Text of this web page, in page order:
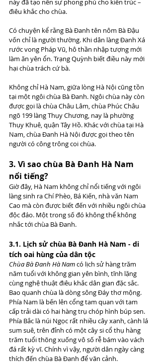
này đã tạo nên sự phong phú cho kiến trúc –
điêu khắc cho chùa.
Có chuyện kể rằng Bà Đanh tên nôm Bà Đậu
vốn chỉ là người thường. Khi dân làng Đanh Xá
rước vong Pháp Vũ, hô thần nhập tượng mới
làm ăn yên ổn. Trạng Quỳnh biết điều này mới
hại chùa trách cứ bà.
Không chỉ Hà Nam, giữa lòng Hà Nội cũng tồn
tại một ngôi chùa Bà Đanh. Ngôi chùa này còn
được gọi là chùa Châu Lâm, chùa Phúc Châu
ngõ 199 làng Thụy Chương, nay là phường
Thụy Khuê, quận Tây Hồ. Khác với chùa tại Hà
Nam, chùa Đanh Hà Nội được gọi theo tên
người có công trông coi chùa.
3. Vì sao chùa Bà Đanh Hà Nam
nổi tiếng?
Giờ đây, Hà Nam không chỉ nổi tiếng với ngôi
làng sinh ra Chí Phèo, Bá Kiến, nhà văn Nam
Cao mà còn được biết đến với nhiều ngôi chùa
độc đáo. Một trong số đó không thể không
nhắc tới chùa Bà Đanh.
3.1. Lịch sử chùa Bà Đanh Hà Nam - di
tích oai hùng của dân tộc
Chùa Bà Đanh Hà Nam có lịch sử hàng trăm
năm tuổi với không gian yên bình, tĩnh lặng
cùng nghệ thuật điêu khắc dân gian đặc sắc.
Bao quanh chùa là dòng sông Đáy thơ mộng.
Phía Nam là bến lên cổng tam quan với tam
cấp trải dài có hai hàng trụ chóp hình búp sen.
Phía Bắc là núi Ngọc rất nhiều cây xanh, cành lá
sum suê, trên đỉnh có một cây si cổ thụ hàng
trăm tuổi thõng xuống vô số rễ bám vào vách
đá rất kỳ vĩ. Chính vì vậy, người dân ngày càng
thích đến chùa Bà Đanh để vãn cảnh.